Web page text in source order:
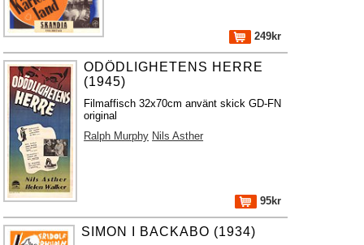
249kr
ODÖDLIGHETENS HERRE
(1945)
Filmaffisch 32x70cm använt skick GD-FN
original
Ralph Murphy Nils Asther
95kr
SIMON I BACKABO (1934)